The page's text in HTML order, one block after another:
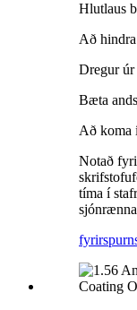
Hlutlaus
Að
Dregur
Bæta
Að koma
Notað
tíma í
fyrirspurn